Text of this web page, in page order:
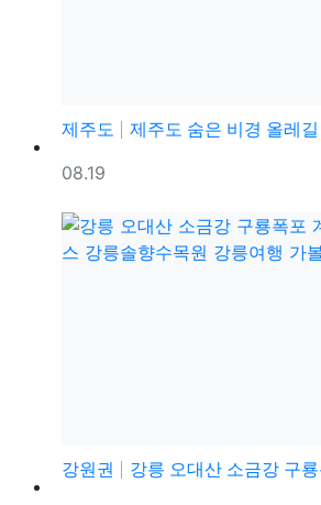
제주도
제주도 숨은 비경 올레길 추천 제
등록일
08.19
강원권
강릉 오대산 소금강 구룡폭포 계곡